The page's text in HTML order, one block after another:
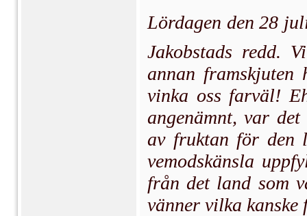
Lördagen den 28
Jakobstads redd.
annan framskjuten
vinka oss farväl!
angenämnt, var
av fruktan för den
vemodskänsla
från det land som
vänner vilka